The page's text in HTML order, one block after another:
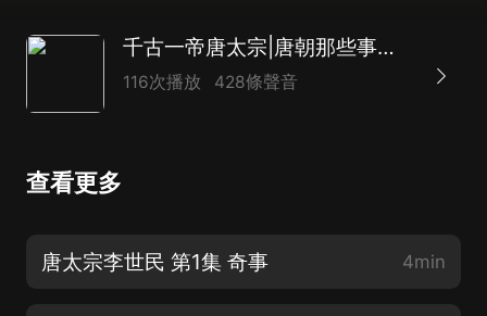
千古一帝唐太宗|唐朝那些事兒|細說李世民皇帝的秘辛
116次播放 428條聲音
查看更多
唐太宗李世民 第1集 奇事 4min